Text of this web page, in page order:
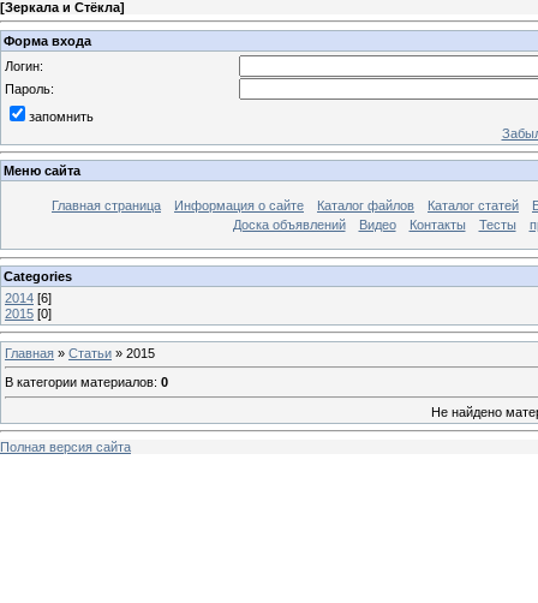
[Зеркала и Стёкла]
Форма входа
Логин:
Пароль:
запомнить
Меню сайта
Главная страница Информация о сайте Каталог файлов Каталог статей
Доска объявлений
Видео Контакты Тесты
Categories
2014 [6]
2015 [0]
Главная » Статьи » 2015
В категории материалов: 0
Не найдено
Полная версия сайта